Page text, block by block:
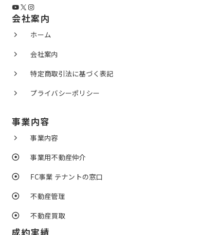
YouTube
X Instagram
会社案内
ホーム
会社案内
特定商取引法に基づく表記
プライバシーポリシー
事業内容
事業内容
事業用不動産仲介
FC事業 テナントの窓口
不動産管理
不動産買取
成約実績